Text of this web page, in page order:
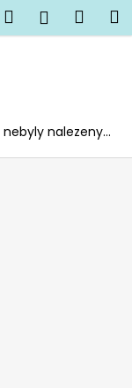
Hledat
nebyly nalezeny...